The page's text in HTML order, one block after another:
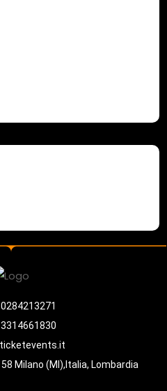
Milano (MI),Italia, Lombardia